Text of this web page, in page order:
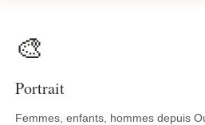
🎨
Portrait
Femmes, enfants, hommes depuis